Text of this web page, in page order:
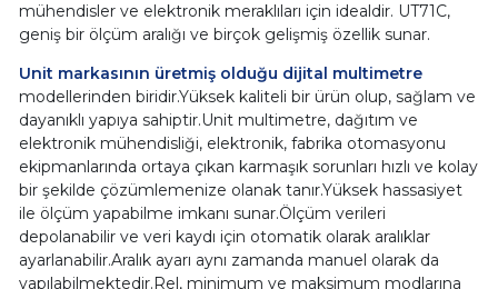
mühendisler ve elektronik meraklıları için idealdir. UT71C,
geniş bir ölçüm aralığı ve birçok gelişmiş özellik sunar.
Unit markasının üretmiş olduğu dijital multimetre
modellerinden biridir.Yüksek kaliteli bir ürün olup, sağlam ve
dayanıklı yapıya sahiptir.Unit multimetre, dağıtım ve
elektronik mühendisliği, elektronik, fabrika otomasyonu
ekipmanlarında ortaya çıkan karmaşık sorunları hızlı ve kolay
bir şekilde çözümlemenize olanak tanır.Yüksek hassasiyet
ile ölçüm yapabilme imkanı sunar.Ölçüm verileri
depolanabilir ve veri kaydı için otomatik olarak aralıklar
ayarlanabilir.Aralık ayarı aynı zamanda manuel olarak da
yapılabilmektedir.Rel, minimum ve maksimum modlarına